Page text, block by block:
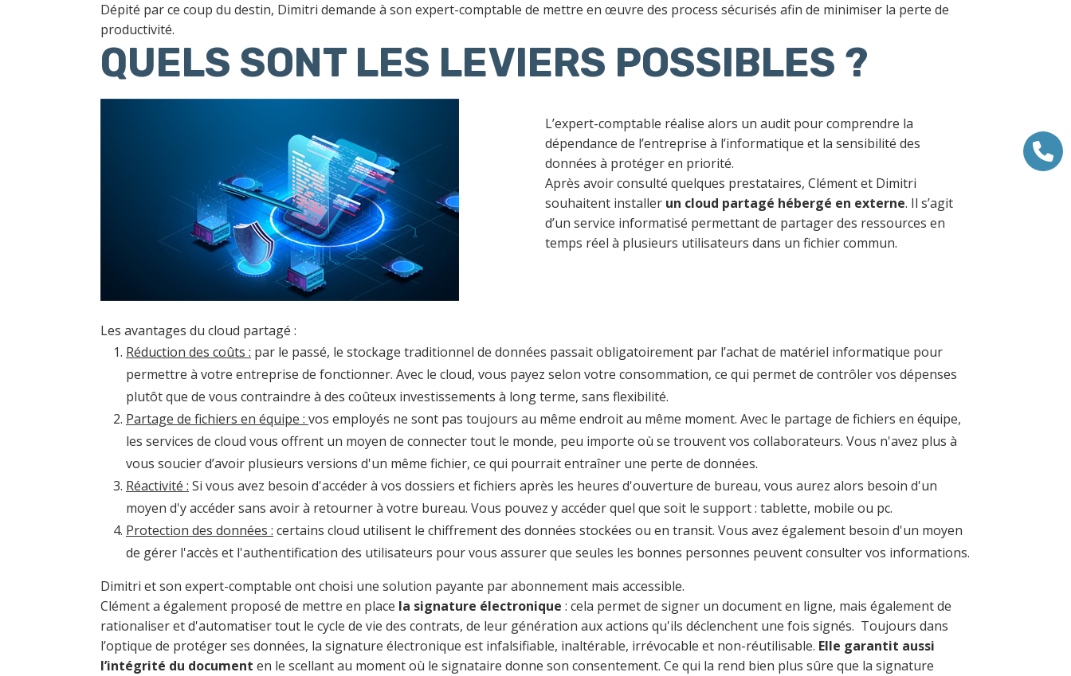
Dépité par ce coup du destin, Dimitri demande à son expert-comptable de mettre en œuvre des process sécurisés afin de minimiser la perte de
productivité.
QUELS SONT LES LEVIERS POSSIBLES ?
L’expert-comptable réalise alors un audit pour comprendre la
dépendance de l’entreprise à l’informatique et la sensibilité des
données à protéger en priorité.
Après avoir consulté quelques prestataires, Clément et Dimitri
souhaitent installer un cloud partagé hébergé en externe. Il s’agit
d’un service informatisé permettant de partager des ressources en
temps réel à plusieurs utilisateurs dans un fichier commun.
Les avantages du cloud partagé :
Réduction des coûts : par le passé, le stockage traditionnel de données passait obligatoirement par l’achat de matériel informatique pour
permettre à votre entreprise de fonctionner. Avec le cloud, vous payez selon votre consommation, ce qui permet de contrôler vos dépenses
plutôt que de vous contraindre à des coûteux investissements à long terme, sans flexibilité.
Partage de fichiers en équipe : vos employés ne sont pas toujours au même endroit au même moment. Avec le partage de fichiers en équipe,
les services de cloud vous offrent un moyen de connecter tout le monde, peu importe où se trouvent vos collaborateurs. Vous n'avez plus à
vous soucier d’avoir plusieurs versions d'un même fichier, ce qui pourrait entraîner une perte de données.
Réactivité : Si vous avez besoin d'accéder à vos dossiers et fichiers après les heures d'ouverture de bureau, vous aurez alors besoin d'un
moyen d'y accéder sans avoir à retourner à votre bureau. Vous pouvez y accéder quel que soit le support : tablette, mobile ou pc.
Protection des données : certains cloud utilisent le chiffrement des données stockées ou en transit. Vous avez également besoin d'un moyen
de gérer l'accès et l'authentification des utilisateurs pour vous assurer que seules les bonnes personnes peuvent consulter vos informations.
Dimitri et son expert-comptable ont choisi une solution payante par abonnement mais accessible.
Clément a également proposé de mettre en place la signature électronique : cela permet de signer un document en ligne, mais également de
rationaliser et d'automatiser tout le cycle de vie des contrats, de leur génération aux actions qu'ils déclenchent une fois signés. Toujours dans
l’optique de protéger ses données, la signature électronique est infalsifiable, inaltérable, irrévocable et non-réutilisable. Elle garantit aussi
l’intégrité du document en le scellant au moment où le signataire donne son consentement. Ce qui la rend bien plus sûre que la signature